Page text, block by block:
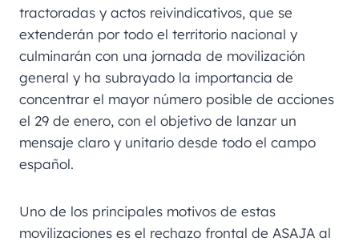
tractoradas y actos reivindicativos, que se
extenderán por todo el territorio nacional y
culminarán con una jornada de movilización
general y ha subrayado la importancia de
concentrar el mayor número posible de acciones
el 29 de enero, con el objetivo de lanzar un
mensaje claro y unitario desde todo el campo
español.
Uno de los principales motivos de estas
movilizaciones es el rechazo frontal de ASAJA al